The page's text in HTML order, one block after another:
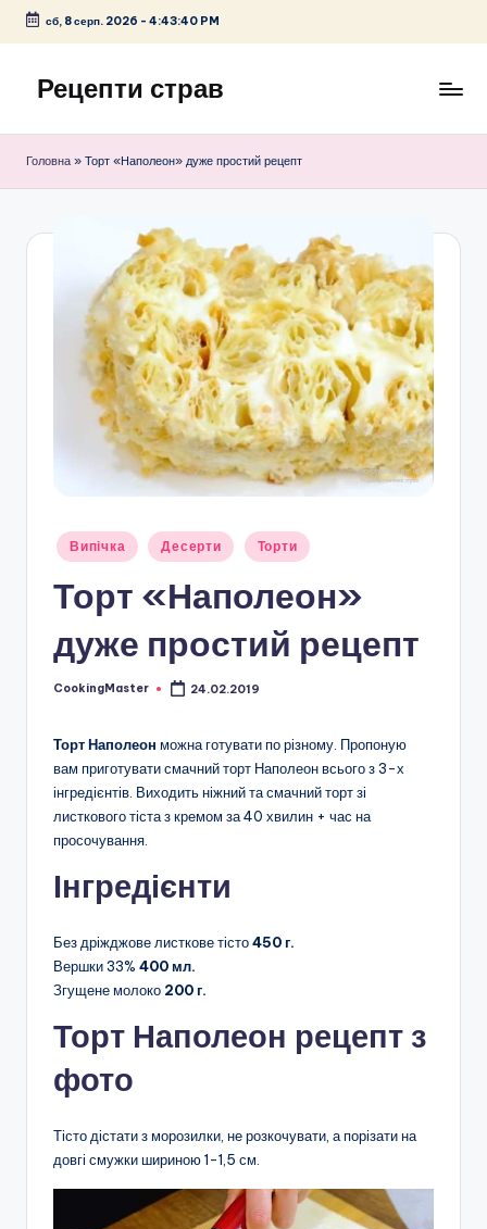
Перейти
вмісту
сб, 8 серп. 2026 - 4:43:40 PM
Рецепти страв
з
Головна » Торт «Наполеон» дуже простий рецепт
Опубліковано
Випічка Десерти Торти
Торт «Наполеон»
дуже простий рецепт
Опубліковано
CookingMaster 24.02.2019
Торт Наполеон можна готувати по різному. Пропоную
вам приготувати смачний торт Наполеон всього з 3-х
інгредієнтів. Виходить ніжний та смачний торт зі
листкового тіста з кремом за 40 хвилин + час на
просочування.
Інгредієнти
Без дріжджове листкове тісто450 г.
Вершки 33% 400 мл.
Згущене молоко 200 г.
Торт Наполеон рецепт з
фото
Тісто дістати з морозилки, не розкочувати, а порізати на
довгі смужки шириною 1-1,5 см.